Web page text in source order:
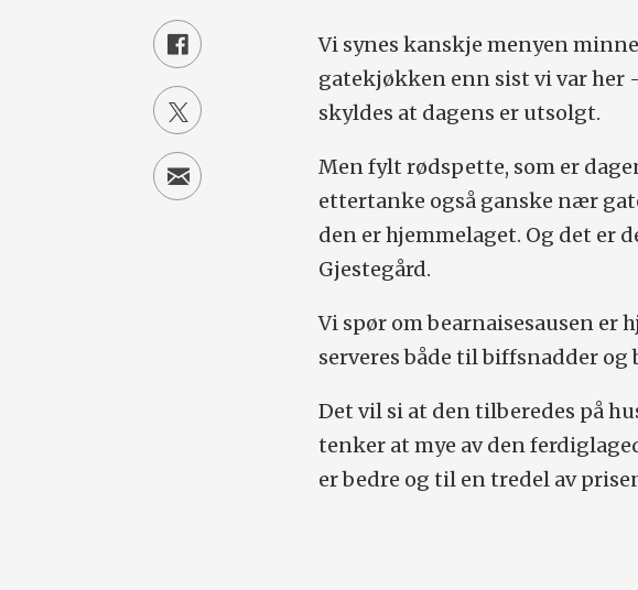
Vi synes kanskje menyen
gatekjøkken enn sist vi var her
skyldes at dagens er utsolgt.
Men fylt rødspette, som er
ettertanke også ganske nær
den er hjemmelaget. Og det er
Gjestegård.
Vi spør om bearnaisesausen er
serveres både til biffsnadder og
Det vil si at den tilberedes på
tenker at mye av den
er bedre og til en tredel av